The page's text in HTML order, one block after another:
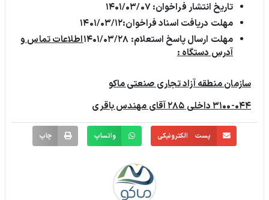
تاریخ انتشار فراخوان: ۱۴۰۱/۰۳/۰۷
مهلت دریافت اسناد فراخوان:۱۴۰۱/۰۳/۱۲
مهلت ارسال پاسخ استعلام: ۱۴۰۱/۰۳/۲۸
اطلاعات تماس و
آدرس دستگاه :
سازمان منطقه آزاد تجاری صنعتی ماکو
۳۱۰۰-۰۴۴ داخلی ۲۸۵ آقای مهندس باقری
پست الکترونیکی واتساپ چاپ